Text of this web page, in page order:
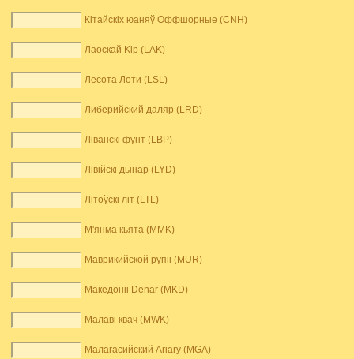
Кітайскіх юаняў Оффшорные (CNH)
Лаоскай Kip (LAK)
Лесота Лоти (LSL)
Либерийский даляр (LRD)
Ліванскі фунт (LBP)
Лівійскі дынар (LYD)
Літоўскі літ (LTL)
М'янма кьята (MMK)
Маврикийской рупіі (MUR)
Македоніі Denar (MKD)
Малаві квач (MWK)
Малагасийский Ariary (MGA)